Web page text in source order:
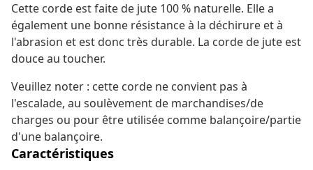
Cette corde est faite de jute 100 % naturelle. Elle a
également une bonne résistance à la déchirure et à
l'abrasion et est donc très durable. La corde de jute est
douce au toucher.
Veuillez noter : cette corde ne convient pas à
l'escalade, au soulèvement de marchandises/de
charges ou pour être utilisée comme balançoire/partie
d'une balançoire.
Caractéristiques